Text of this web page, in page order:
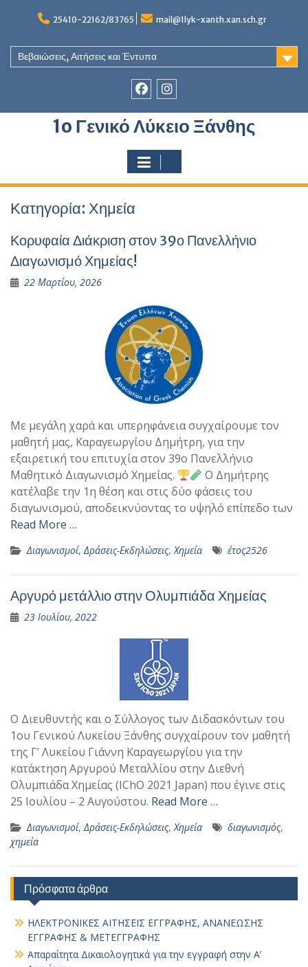
25410-22162/83765 mail@1lyk-xanth.xan.sch.gr
Βεβαιώσεις, Αιτήσεις και Έντυπα
του
του
1o Γενικό Λύκειο Ξάνθης
Κατηγορία: Χημεία
Κορυφαία Διάκριση στον 39ο Πανελλήνιο
Διαγωνισμό Χημείας!
22 Μαρτίου, 2026
Με μεγάλη χαρά και υπερηφάνεια συγχαίρουμε τον
μαθητή μας, Καραγεωργίου Δημήτρη, για την
εξαιρετική του επιτυχία στον 39ο Πανελλήνιο
Μαθητικό Διαγωνισμό Χημείας.
Ο Δημήτρης
κατέλαβε την 1η θέση και στις δύο φάσεις του
διαγωνισμού, αποδεικνύοντας το υψηλό επίπεδο των
Read More …
Διαγωνισμοί,Δράσεις-Εκδηλώσεις,Χημεία έτος2526
Αργυρό μετάλλιο στην Ολυμπιάδα Χημείας
23 Ιουλίου, 2022
Ο Διευθυντής και ο Σύλλογος των Διδασκόντων του
1ου Γενικού Λυκείου Ξάνθης συγχαίρουν τον μαθητή
της Γ’ Λυκείου Γιάννη Καραγεωργίου για την
κατάκτηση Αργυρού Μεταλλίου στην Διεθνή
Ολυμπιάδα Χημείας (IChO 2021 Japan) που έγινε στις
25 Ιουλίου – 2 Αυγούστου. Read More …
Διαγωνισμοί,Δράσεις-Εκδηλώσεις,Χημεία διαγωνισμός,
χημεία
Πρόσφατα άρθρα
ΗΛΕΚΤΡΟΝΙΚΕΣ ΑΙΤΗΣΕΙΣ ΕΓΓΡΑΦΗΣ, ΑΝΑΝΕΩΣΗΣ
ΕΓΓΡΑΦΗΣ & ΜΕΤΕΓΓΡΑΦΗΣ
Απαραίτητα Δικαιολογητικά για την εγγραφή στην Α’